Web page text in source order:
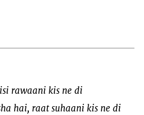
rawaani kis ne di
hai, raat suhaani kis ne di